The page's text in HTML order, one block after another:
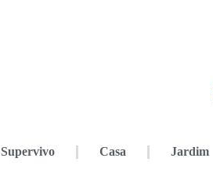
Supervivo Casa Jardim